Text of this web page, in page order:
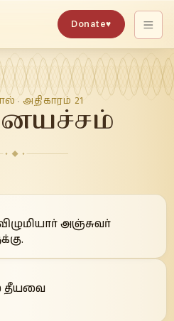
Donate♥
· அதிகாரம் 21
அஞ்சுவர்
தீயவை